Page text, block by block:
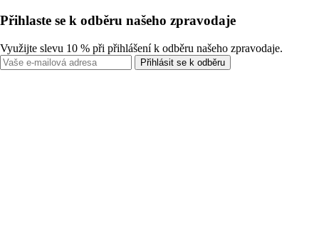
Přihlaste se k odběru našeho zpravodaje
Využijte slevu 10 % při přihlášení k odběru našeho zpravodaje.
Přihlásit se k odběru